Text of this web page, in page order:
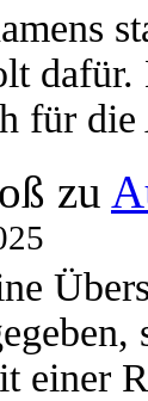
für
zu
einer